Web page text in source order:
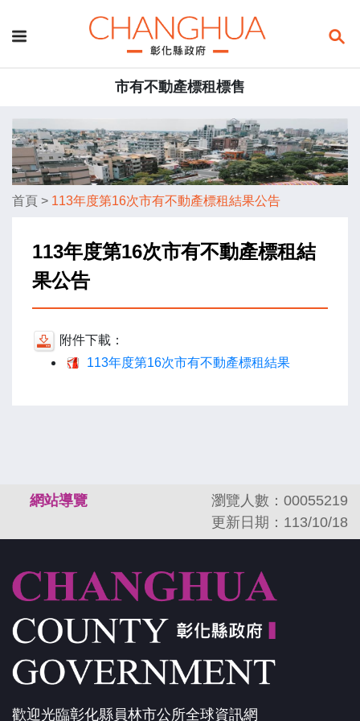
市有不動產標租標售
首頁 > 113年度第16次市有不動產標租結果公告
113年度第16次市有不動產標租結
果公告
附件下載：
113年度第16次市有不動產標租結果
網站導覽
瀏覽人數：00055219
更新日期：113/10/18
歡迎光臨彰化縣員林市公所全球資訊網